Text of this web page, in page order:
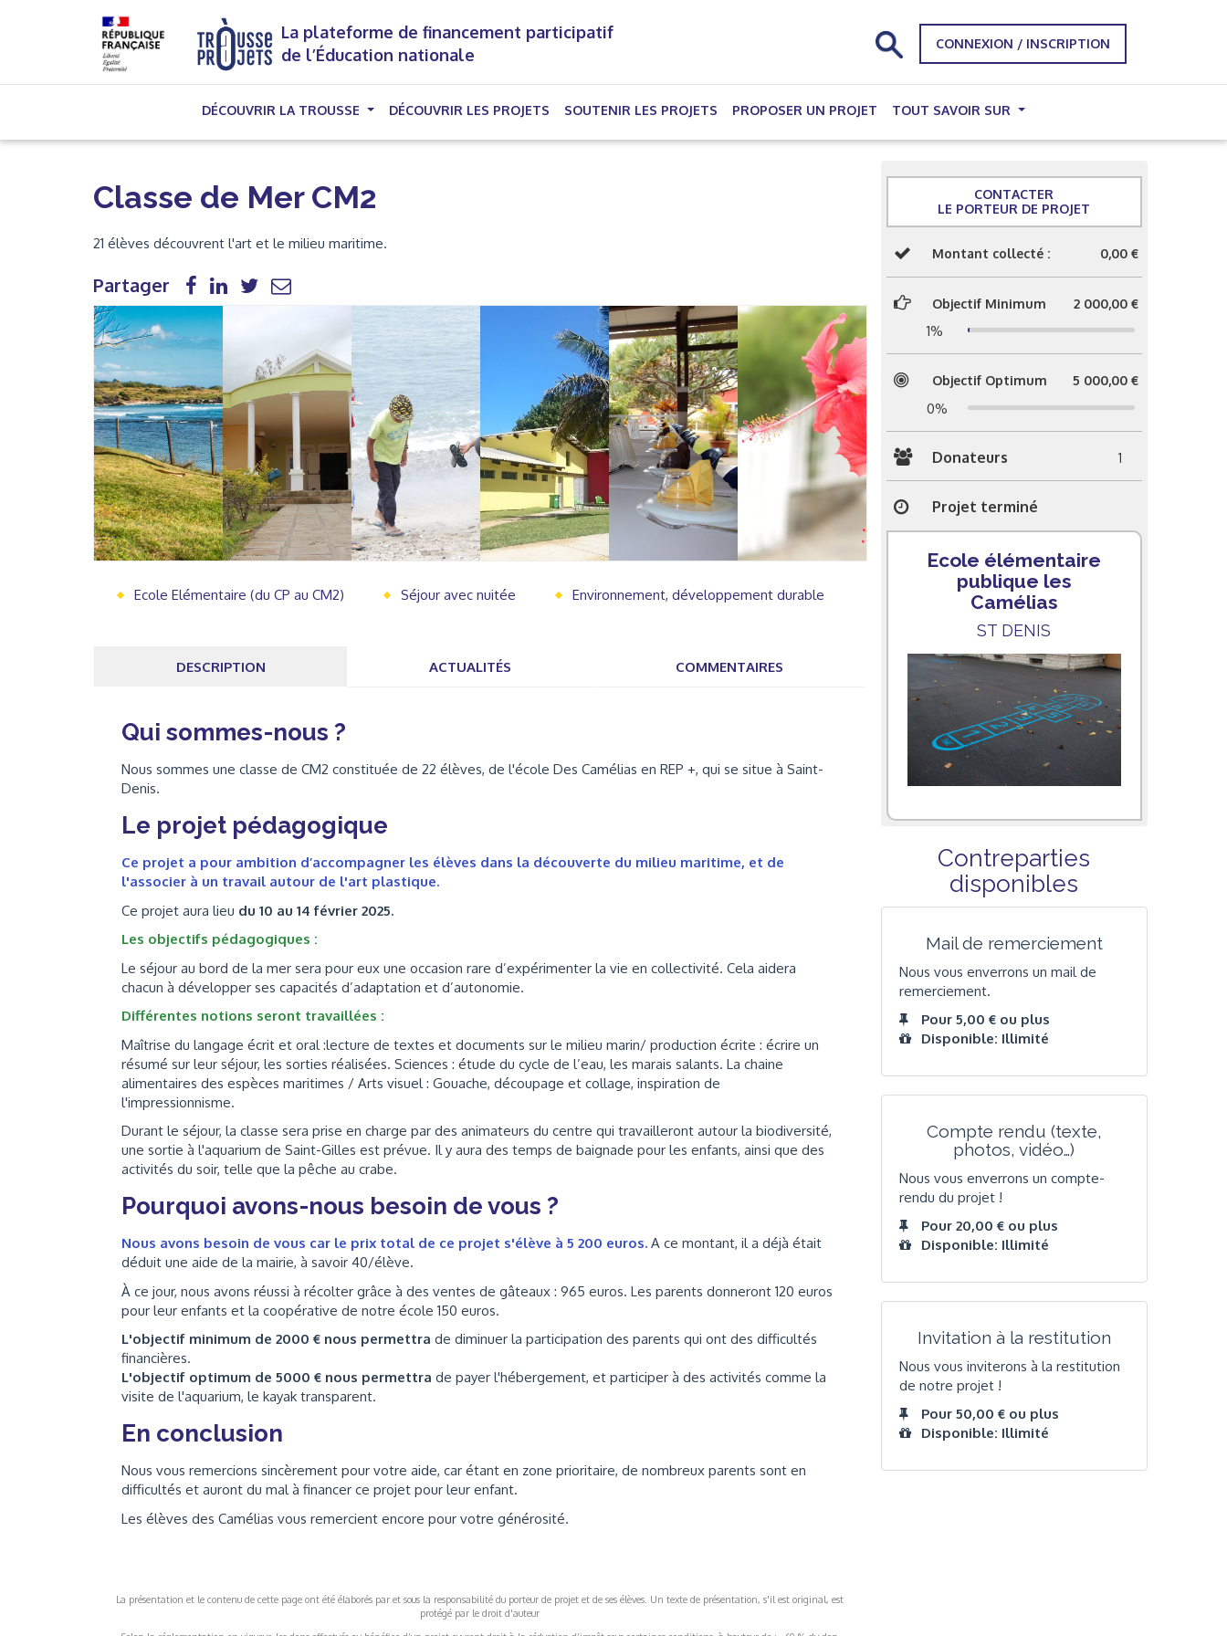
La plateforme de financement participatif
de l’Éducation nationale
CONNEXION / INSCRIPTION
DÉCOUVRIR LA TROUSSE DÉCOUVRIR LES PROJETS (CURRENT)
SOUTENIR LES PROJETS PROPOSER UN PROJET TOUT SAVOIR SUR
Classe de Mer CM2
21 élèves découvrent l'art et le milieu maritime.
Partager
Ecole Elémentaire (du CP au CM2) Séjour avec nuitée Environnement, développement durable
DESCRIPTION ACTUALITÉS COMMENTAIRES
Qui sommes-nous ?
Nous sommes une classe de CM2 constituée de 22 élèves, de l'école Des Camélias en REP +, qui se situe à Saint-
Denis.
Le projet pédagogique
Ce projet a pour ambition d’accompagner les élèves dans la découverte du milieu maritime, et de
l'associer à un travail autour de l'art plastique.
Ce projet aura lieu du 10 au 14 février 2025.
Les objectifs pédagogiques :
Le séjour au bord de la mer sera pour eux une occasion rare d’expérimenter la vie en collectivité. Cela aidera
chacun à développer ses capacités d’adaptation et d’autonomie.
Différentes notions seront travaillées :
Maîtrise du langage écrit et oral :lecture de textes et documents sur le milieu marin/ production écrite : écrire un
résumé sur leur séjour, les sorties réalisées. Sciences : étude du cycle de l’eau, les marais salants. La chaine
alimentaires des espèces maritimes / Arts visuel : Gouache, découpage et collage, inspiration de
l'impressionnisme.
Durant le séjour, la classe sera prise en charge par des animateurs du centre qui travailleront autour la biodiversité,
une sortie à l'aquarium de Saint-Gilles est prévue. Il y aura des temps de baignade pour les enfants, ainsi que des
activités du soir, telle que la pêche au crabe.
Pourquoi avons-nous besoin de vous ?
Nous avons besoin de vous car le prix total de ce projet s'élève à 5 200 euros. A ce montant, il a déjà était
déduit une aide de la mairie, à savoir 40/élève.
À ce jour, nous avons réussi à récolter grâce à des ventes de gâteaux : 965 euros. Les parents donneront 120 euros
pour leur enfants et la coopérative de notre école 150 euros.
L'objectif minimum de 2000 € nous permettra de diminuer la participation des parents qui ont des difficultés
financières.
L'objectif optimum de 5000 € nous permettra de payer l'hébergement, et participer à des activités comme la
visite de l'aquarium, le kayak transparent.
En conclusion
Nous vous remercions sincèrement pour votre aide, car étant en zone prioritaire, de nombreux parents sont en
difficultés et auront du mal à financer ce projet pour leur enfant.
Les élèves des Camélias vous remercient encore pour votre générosité.
La présentation et le contenu de cette page ont été élaborés par et sous la responsabilité du porteur de projet et de ses élèves. Un texte de présentation, s'il est original, est
protégé par le droit d'auteur
CONTACTER
LE PORTEUR DE PROJET
Montant collecté : 0,00 €
Objectif Minimum 2 000,00 €
1%
Objectif Optimum 5 000,00 €
0%
Donateurs 1
Projet terminé
Ecole élémentaire
publique les
Camélias
ST DENIS
Contreparties
disponibles
Mail de remerciement
Nous vous enverrons un mail de
remerciement.
Pour 5,00 € ou plus
Disponible: Illimité
Compte rendu (texte,
photos, vidéo…)
Nous vous enverrons un compte-
rendu du projet !
Pour 20,00 € ou plus
Disponible: Illimité
Invitation à la restitution
Nous vous inviterons à la restitution
de notre projet !
Pour 50,00 € ou plus
Disponible: Illimité